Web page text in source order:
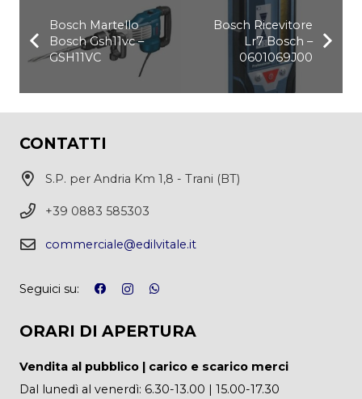
Bosch Martello
Bosch Gsh11vc –
GSH11VC
Bosch Ricevitore
Lr7 Bosch –
0601069J00
CONTATTI
S.P. per Andria Km 1,8 - Trani (BT)
+39 0883 585303
commerciale@edilvitale.it
Seguici su:
ORARI DI APERTURA
Vendita al pubblico | carico e scarico merci
Dal lunedì al venerdì: 6.30-13.00 | 15.00-17.30